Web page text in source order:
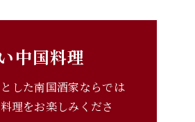
中国料理
した南国酒家ならでは
理をお楽しみくださ